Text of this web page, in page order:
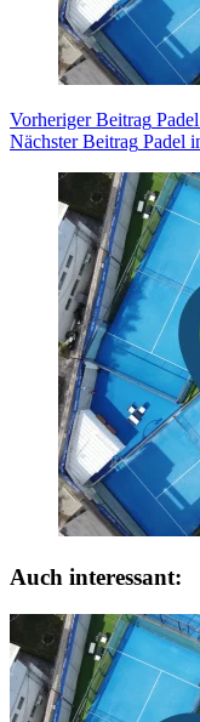
VorherigerBeitrag
NächsterBeitrag Padel
Auch interessant: